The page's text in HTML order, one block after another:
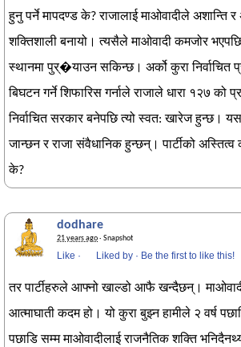
हुनु पर्ने मापदण्ड के? राजालाई माओवादीले अशान्ति र
शक्तिशाली बनायो। त्यसैले माओवादी कमजोर
स्थानमा पुर्�याउन सकिन्छ। अर्को कुरा निर्वाचित
बिघटन गर्ने शिफारिस गर्नाले राजाले धारा १२७ को
निर्वाचित सरकार बनेपछि त्यो स्वत: खारेज हुन्छ।
जान्छन र राजा संवैधानिक हुन्छन्। पार्टीको अस्तित्व
के?
dodhare
21 years ago· Snapshot
Like · Liked by · Be the first to like this!
तर पार्टीहरुले आफ्नो खाल्डो आफै खन्दैछन्।
आत्माघाती कदम हो। यो कुरा बुझ्न हामीले २ वर्ष
पछाडि सम्म माओवादीलाई राजनैतिक शक्ति